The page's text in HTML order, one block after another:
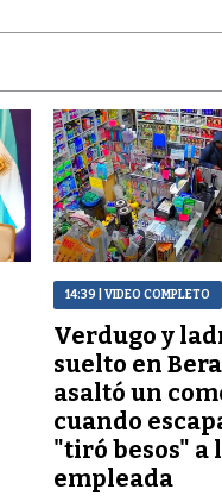
14:39 | VIDEO COMPLETO
Verdugo y
suelto en
asaltó un
cuando
"tiró besos" a
empleada